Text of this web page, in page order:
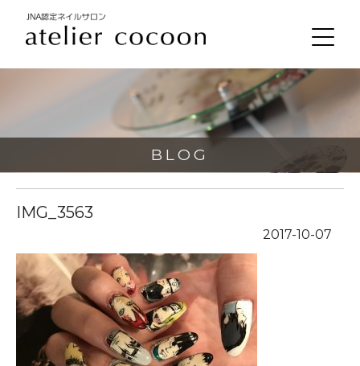
BLOG
IMG_3563
2017-10-07